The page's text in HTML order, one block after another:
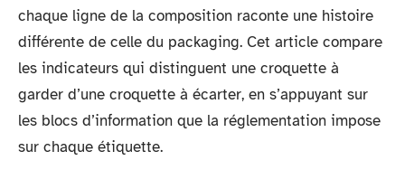
chaque ligne de la composition raconte une histoire
différente de celle du packaging. Cet article compare
les indicateurs qui distinguent une croquette à
garder d’une croquette à écarter, en s’appuyant sur
les blocs d’information que la réglementation impose
sur chaque étiquette.